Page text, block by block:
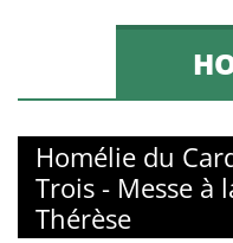
Homélie du
Trois - Messe à
Thérèse